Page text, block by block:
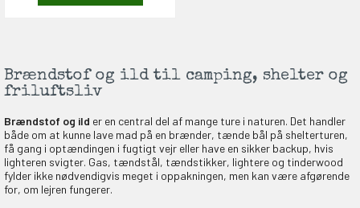
Brændstof og ild til camping, shelter og
friluftsliv
Brændstof og ild er en central del af mange ture i naturen. Det handler
både om at kunne lave mad på en brænder, tænde bål på shelterturen,
få gang i optændingen i fugtigt vejr eller have en sikker backup, hvis
lighteren svigter. Gas, tændstål, tændstikker, lightere og tinderwood
fylder ikke nødvendigvis meget i oppakningen, men kan være afgørende
for, om lejren fungerer.